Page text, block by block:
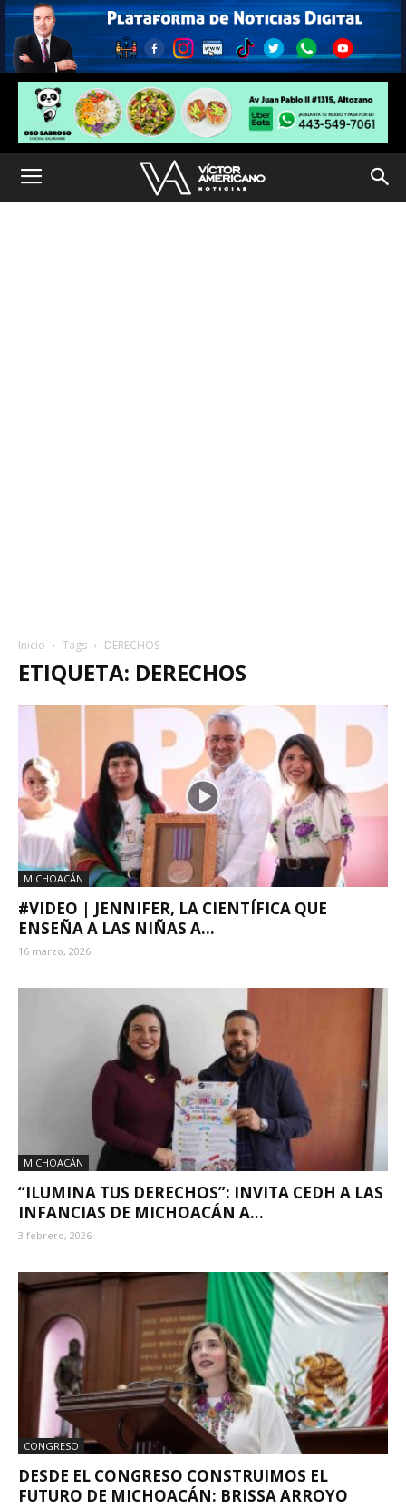
Inicio Tags DERECHOS
ETIQUETA: DERECHOS
MICHOACÁN
#VIDEO | JENNIFER, LA CIENTÍFICA QUE
ENSEÑA A LAS NIÑAS A...
16 marzo, 2026
MICHOACÁN
“ILUMINA TUS DERECHOS”: INVITA CEDH A LAS
INFANCIAS DE MICHOACÁN A...
3 febrero, 2026
CONGRESO
DESDE EL CONGRESO CONSTRUIMOS EL
FUTURO DE MICHOACÁN: BRISSA ARROYO